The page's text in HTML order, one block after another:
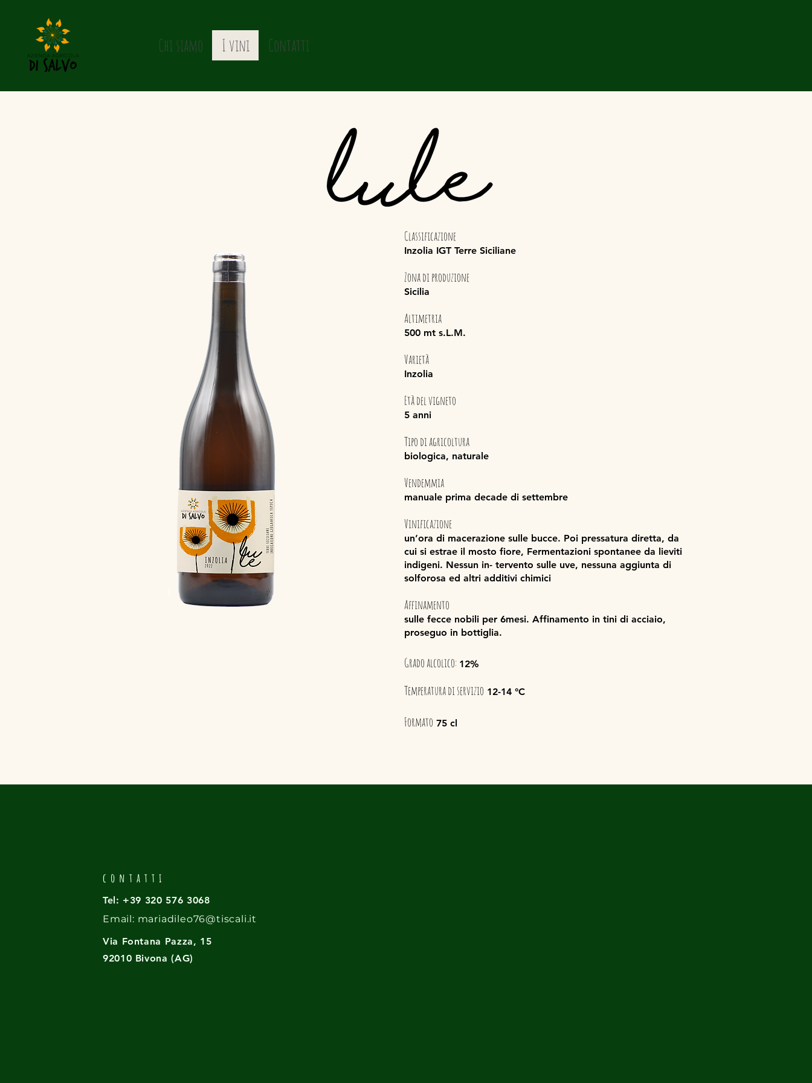
Chi siamo I vini Contatti
Classificazione
Inzolia IGT Terre Siciliane
Zona di produzione
Sicilia
Altimetria
500 mt s.L.M.
Varietà
Inzolia
Età del vigneto
5 anni
Tipo di agricoltura
biologica, naturale
Vendemmia
manuale prima decade di settembre
Vinificazione
un’ora di macerazione sulle bucce. Poi pressatura diretta, da
cui si estrae il mosto fiore, Fermentazioni spontanee da lieviti
indigeni. Nessun in- tervento sulle uve, nessuna aggiunta di
solforosa ed altri additivi chimici
Affinamento
sulle fecce nobili per 6mesi. Affinamento in tini di acciaio,
proseguo in bottiglia.
Grado alcolico: 12%
Temperatura di servizio 12-14 °C
Formato 75 cl
contatti
Tel: +39 320 576 3068
Email: mariadileo76@tiscali.it
Via Fontana Pazza, 15
92010 Bivona (AG)